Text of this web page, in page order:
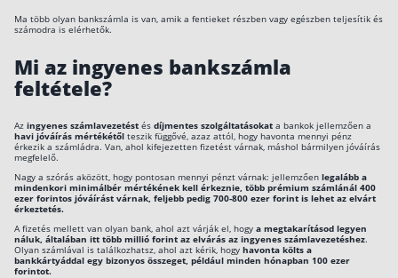
Ma több olyan bankszámla is van, amik a fentieket részben vagy egészben teljesítik és
számodra is elérhetők.
Mi az ingyenes bankszámla
feltétele?
Az ingyenes számlavezetést és díjmentes szolgáltatásokat a bankok jellemzően a
havi jóváírás mértékétől teszik függővé, azaz attól, hogy havonta mennyi pénz
érkezik a számládra. Van, ahol kifejezetten fizetést várnak, máshol bármilyen jóváírás
megfelelő.
Nagy a szórás aközött, hogy pontosan mennyi pénzt várnak: jellemzően legalább a
mindenkori minimálbér mértékének kell érkeznie, több prémium számlánál 400
ezer forintos jóváírást várnak, feljebb pedig 700-800 ezer forint is lehet az elvárt
érkeztetés.
A fizetés mellett van olyan bank, ahol azt várják el, hogy a megtakarításod legyen
náluk, általában itt több millió forint az elvárás az ingyenes számlavezetéshez.
Olyan számlával is találkozhatsz, ahol azt kérik, hogy havonta költs a
bankkártyáddal egy bizonyos összeget, például minden hónapban 100 ezer
forintot.